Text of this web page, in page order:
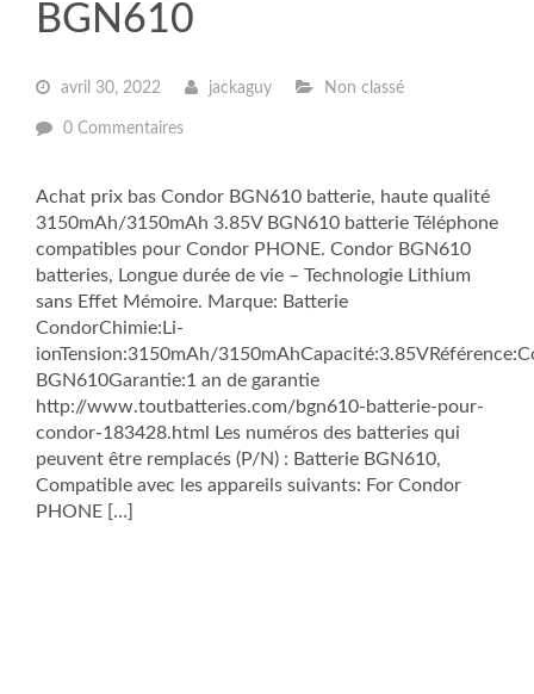
BGN610
avril 30, 2022 jackaguy Non classé
0 Commentaires
Achat prix bas Condor BGN610 batterie, haute qualité
3150mAh/3150mAh 3.85V BGN610 batterie Téléphone
compatibles pour Condor PHONE. Condor BGN610
batteries, Longue durée de vie – Technologie Lithium
sans Effet Mémoire. Marque: Batterie
CondorChimie:Li-
ionTension:3150mAh/
BGN610Garantie:1 an de garantie
http://www.toutbatteries.com/bgn610-batterie-pour-
condor-183428.html Les numéros des batteries qui
peuvent être remplacés (P/N) : Batterie BGN610,
Compatible avec les appareils suivants: For Condor
PHONE […]